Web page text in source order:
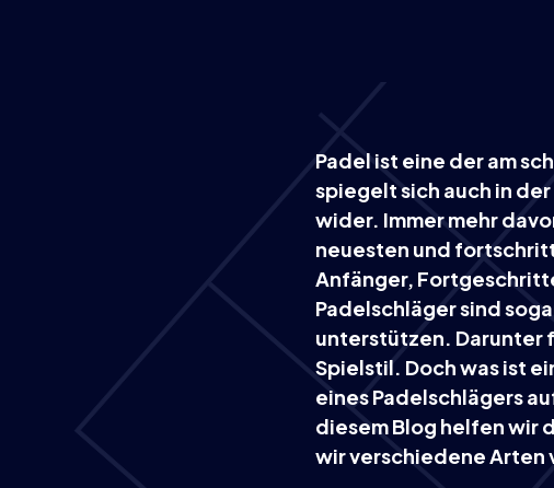
Padel ist eine der am
spiegelt sich auch in
wider. Immer mehr
neuesten und
Anfänger,
Padelschläger sind
unterstützen. Darunter
Spielstil. Doch was ist
eines Padelschlägers
diesem Blog helfen wir
wir verschiedene Arten